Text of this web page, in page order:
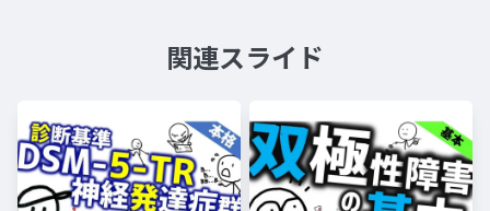
関連スライド